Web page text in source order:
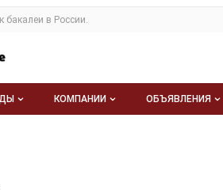
по сайту vbakalee.ru
бакалеи в России.
пользователя
сайта vbakalee.ru
КОМПАНИИ ОБЪЯВЛЕНИЯ
расходы на хлеб: